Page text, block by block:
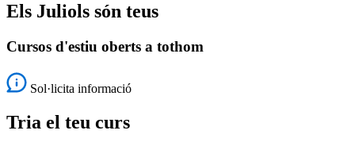
Els Juliols són teus
Cursos d'estiu oberts a tothom
Sol·licita informació
Tria el teu curs